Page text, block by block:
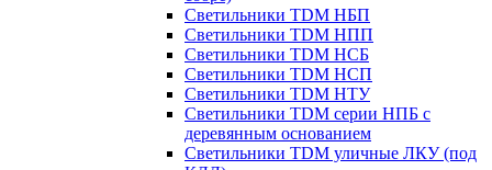
Светильники TDM НБП
Светильники TDM НПП
Светильники TDM НСБ
Светильники TDM НСП
Светильники TDM НТУ
Светильники TDM серии НПБ с
деревянным основанием
Светильники TDM уличные ЛКУ (под